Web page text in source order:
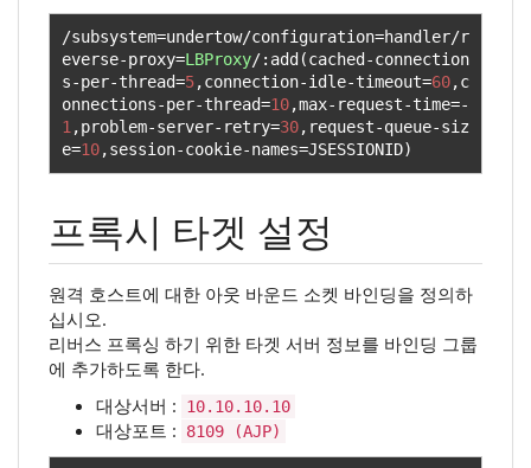
/subsystem=undertow/configuration=handler/r
everse-proxy=LBProxy/: add (cached -connection
s-per-thread=5,connection-idle-timeout=60,c
onnections-per-thread=10,max- request-time=-
1 ,problem-server- retry=30, request-queue-siz
e=10,session-cookie-names=JSESSIONID)
프록시 타겟 설정
원격 호스트에 대한 아웃 바운드 소켓 바인딩을 정의하
십시오.
리버스 프록싱 하기 위한 타겟 서버 정보를 바인딩 그룹
에 추가하도록 한다.
대상서버 :
10.10.10.10
대상포트 : 8109 (AJP)